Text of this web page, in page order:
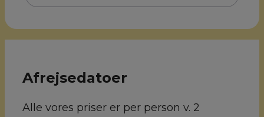
Afrejsedatoer
Alle vores priser er per person v. 2